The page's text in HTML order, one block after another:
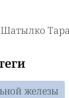
железы